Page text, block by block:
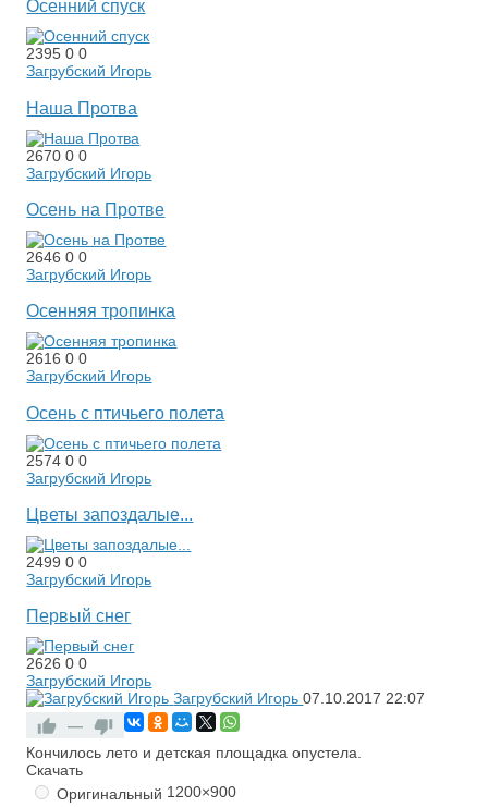
Осенний спуск
239500
Загрубский Игорь
Наша Протва
267000
Загрубский Игорь
Осень на Протве
264600
Загрубский Игорь
Осенняя тропинка
261600
Загрубский Игорь
Осень с птичьего полета
257400
Загрубский Игорь
Цветы запоздалые...
249900
Загрубский Игорь
Первый снег
262600
Загрубский Игорь
Загрубский Игорь07.10.2017 22:07
—
Кончилось лето и детская площадка опустела.
Скачать
Оригинальный 1200×900